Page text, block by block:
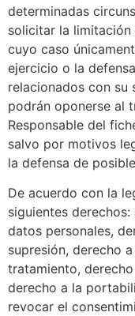
determinadas
solicitar la
cuyo caso
ejercicio o la
relacionados con su
podrán oponerse al
Responsable del
salvo por motivos
la defensa de
De acuerdo con la
siguientes
datos personales,
supresión, derecho
tratamiento,
derecho a la
revocar el